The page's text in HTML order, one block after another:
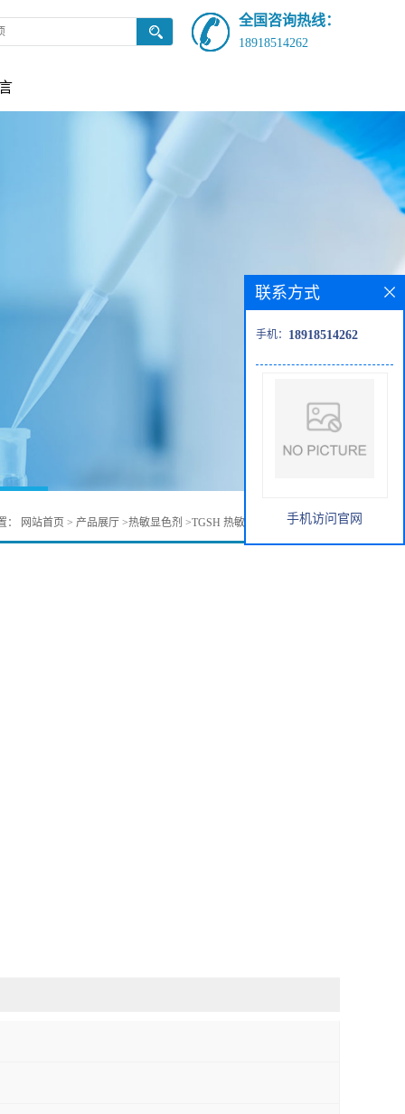
全国咨询热线：
18918514262
： 网站首页 > 产品展厅 >热敏显色剂 >TGSH 热敏显色剂 41481-66-7
联系方式
手机： 18918514262
手机访问官网